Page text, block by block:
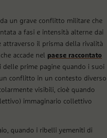
un grave conflitto militare che
a fasi e intensità alterne dai
attraverso il prisma della rivalità
accade nel paese raccontato
prime pagine quando i suoi
conflitto in un contesto diverso
visibili, cioè quando
immaginario collettivo
quando i ribelli yemeniti di